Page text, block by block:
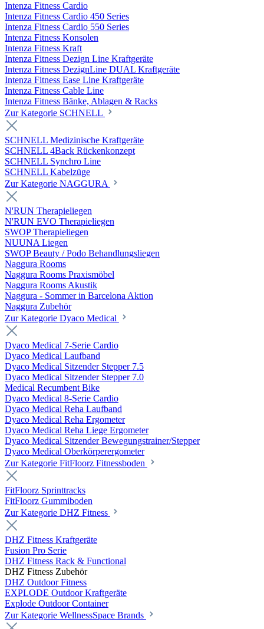
Intenza Fitness Cardio
Intenza Fitness Cardio 450 Series
Intenza Fitness Cardio 550 Series
Intenza Fitness Konsolen
Intenza Fitness Kraft
Intenza Fitness Dezign Line Kraftgeräte
Intenza Fitness DezignLine DUAL Kraftgeräte
Intenza Fitness Ease Line Kraftgeräte
Intenza Fitness Cable Line
Intenza Fitness Bänke, Ablagen & Racks
Zur Kategorie SCHNELL
SCHNELL Medizinische Kraftgeräte
SCHNELL 4Back Rückenkonzept
SCHNELL Synchro Line
SCHNELL Kabelzüge
Zur Kategorie NAGGURA
N'RUN Therapieliegen
N'RUN EVO Therapieliegen
SWOP Therapieliegen
NUUNA Liegen
SWOP Beauty / Podo Behandlungsliegen
Naggura Rooms
Naggura Rooms Praxismöbel
Naggura Rooms Akustik
Naggura - Sommer in Barcelona Aktion
Naggura Zubehör
Zur Kategorie Dyaco Medical
Dyaco Medical 7-Serie Cardio
Dyaco Medical Laufband
Dyaco Medical Sitzender Stepper 7.5
Dyaco Medical Sitzender Stepper 7.0
Medical Recumbent Bike
Dyaco Medical 8-Serie Cardio
Dyaco Medical Reha Laufband
Dyaco Medical Reha Ergometer
Dyaco Medical Reha Liege Ergometer
Dyaco Medical Sitzender Bewegungstrainer/Stepper
Dyaco Medical Oberkörperergometer
Zur Kategorie FitFloorz Fitnessboden
FitFloorz Sprinttracks
FitFloorz Gummiboden
Zur Kategorie DHZ Fitness
DHZ Fitness Kraftgeräte
Fusion Pro Serie
DHZ Fitness Rack & Functional
DHZ Fitness Zubehör
DHZ Outdoor Fitness
EXPLODE Outdoor Kraftgeräte
Explode Outdoor Container
Zur Kategorie WellnessSpace Brands